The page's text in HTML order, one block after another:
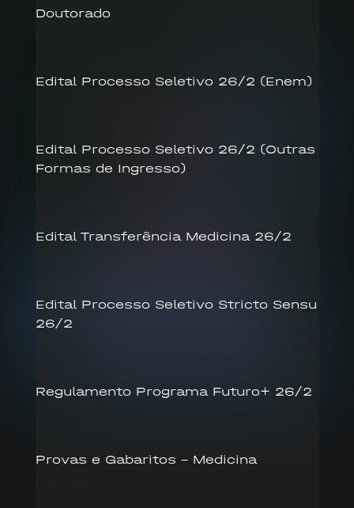
Doutorado
Edital Processo Seletivo 26/2 (Enem)
Edital Processo Seletivo 26/2 (Outras
Formas de Ingresso)
Edital Transferência Medicina 26/2
Edital Processo Seletivo Stricto Sensu
26/2
Regulamento Programa Futuro+ 26/2
Provas e Gabaritos – Medicina